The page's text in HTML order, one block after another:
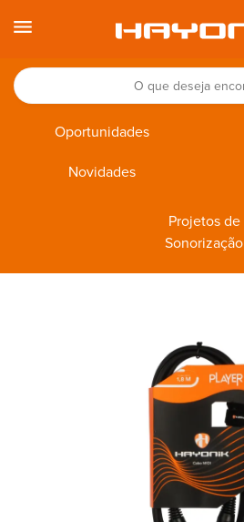
Oportunidades
Novidades
Projetos de
Sonorização